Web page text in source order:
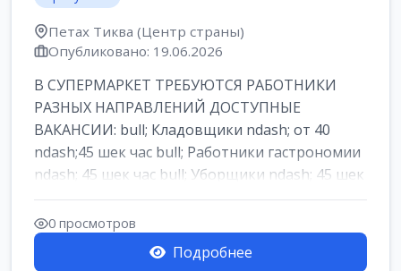
Петах Тиква (Центр страны)
Опубликовано: 19.06.2026
В СУПЕРМАРКЕТ ТРЕБУЮТСЯ РАБОТНИКИ
РАЗНЫХ НАПРАВЛЕНИЙ ДОСТУПНЫЕ
ВАКАНСИИ: bull; Кладовщики ndash; от 40
ndash;45 шек час bull; Работники гастрономии
ndash; 45 шек час bull; Уборщики ndash; 45 шек
час b...
0 просмотров
Подробнее